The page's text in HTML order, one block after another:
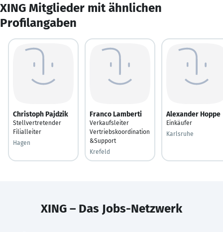
XING Mitglieder mit ähnlichen
Profilangaben
Christoph Pajdzik
Stellvertretender
Filialleiter
Hagen
Franco Lamberti
Verkaufsleiter
Vertriebskoordination
&Support
Krefeld
Alexander Hoppe
Einkäufer
Karlsruhe
XING – Das Jobs-Netzwerk